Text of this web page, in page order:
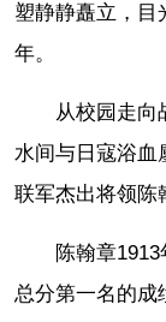
塑静静矗立，目
年。
从校园走向
水间与日寇浴
联军杰出将领陈
陈翰章
总分第一名的成